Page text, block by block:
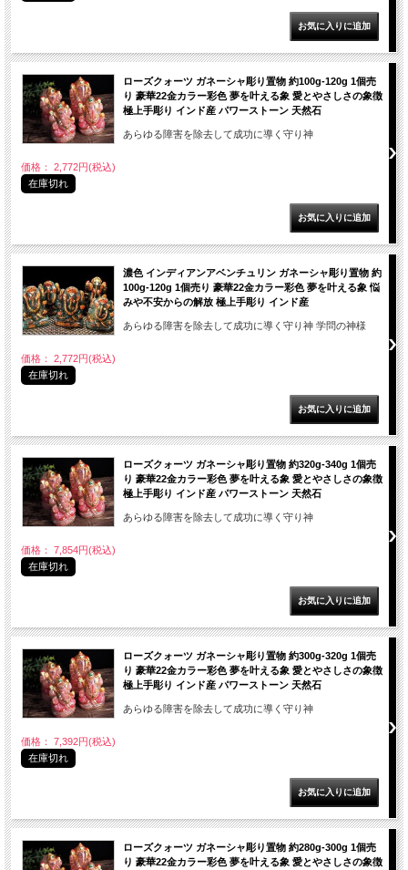
ローズクォーツ ガネーシャ彫り置物 約100g-120g 1個売
り 豪華22金カラー彩色 夢を叶える象 愛とやさしさの象徴
極上手彫り インド産 パワーストーン 天然石
あらゆる障害を除去して成功に導く守り神
価格： 2,772円(税込)
在庫切れ
濃色 インディアンアベンチュリン ガネーシャ彫り置物 約
100g-120g 1個売り 豪華22金カラー彩色 夢を叶える象 悩
みや不安からの解放 極上手彫り インド産
あらゆる障害を除去して成功に導く守り神 学問の神様
価格： 2,772円(税込)
在庫切れ
ローズクォーツ ガネーシャ彫り置物 約320g-340g 1個売
り 豪華22金カラー彩色 夢を叶える象 愛とやさしさの象徴
極上手彫り インド産 パワーストーン 天然石
あらゆる障害を除去して成功に導く守り神
価格： 7,854円(税込)
在庫切れ
ローズクォーツ ガネーシャ彫り置物 約300g-320g 1個売
り 豪華22金カラー彩色 夢を叶える象 愛とやさしさの象徴
極上手彫り インド産 パワーストーン 天然石
あらゆる障害を除去して成功に導く守り神
価格： 7,392円(税込)
在庫切れ
ローズクォーツ ガネーシャ彫り置物 約280g-300g 1個売
り 豪華22金カラー彩色 夢を叶える象 愛とやさしさの象徴